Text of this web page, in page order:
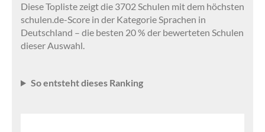
Diese Topliste zeigt die 3702 Schulen mit dem höchsten
schulen.de-Score in der Kategorie Sprachen in
Deutschland – die besten 20 % der bewerteten Schulen
dieser Auswahl.
So entsteht dieses Ranking